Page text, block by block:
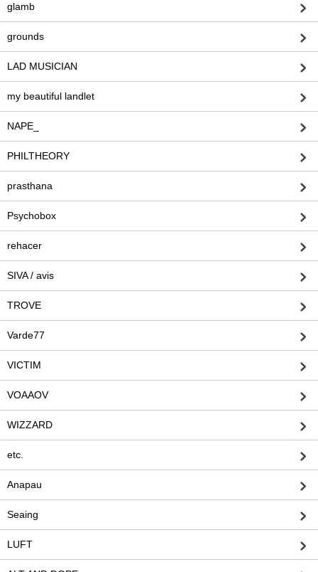
glamb
grounds
LAD MUSICIAN
my beautiful landlet
NAPE_
PHILTHEORY
prasthana
Psychobox
rehacer
SIVA / avis
TROVE
Varde77
VICTIM
VOAAOV
WIZZARD
etc.
Anapau
Seaing
LUFT